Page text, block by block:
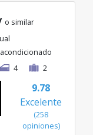
o similar
4 2
9.78
Excelente
(258
opiniones)